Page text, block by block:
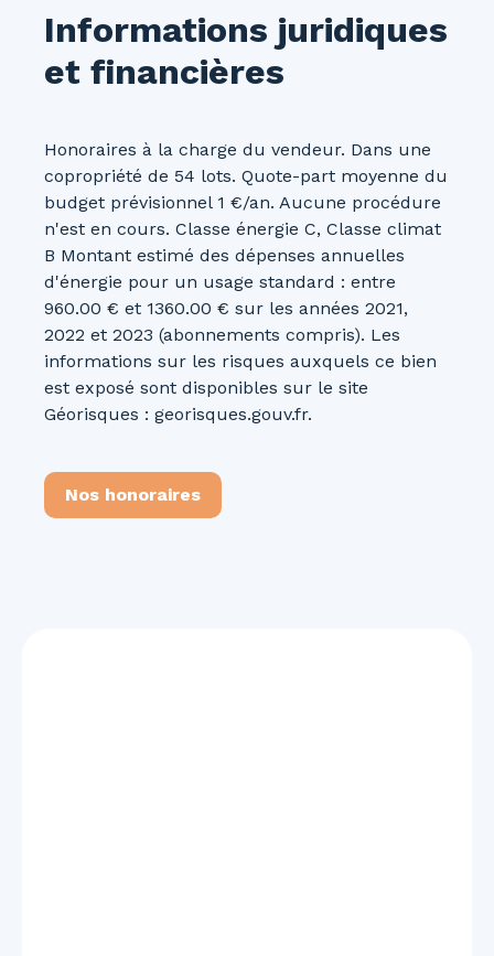
Informations juridiques
et financières
Honoraires à la charge du vendeur. Dans une
copropriété de 54 lots. Quote-part moyenne du
budget prévisionnel 1 €/an. Aucune procédure
n'est en cours. Classe énergie C, Classe climat
B Montant estimé des dépenses annuelles
d'énergie pour un usage standard : entre
960.00 € et 1360.00 € sur les années 2021,
2022 et 2023 (abonnements compris). Les
informations sur les risques auxquels ce bien
est exposé sont disponibles sur le site
Géorisques : georisques.gouv.fr.
Nos honoraires